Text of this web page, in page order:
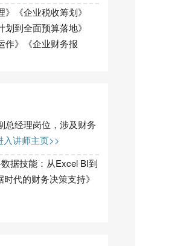
《企业税收筹划》
到全面预算落地》
作》《企业财务报
总经理岗位，涉及财务
入讲师主页>>
据技能：从Excel BI到
代的财务决策支持》